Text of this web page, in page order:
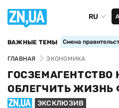
RU
ВАЖНЫЕ ТЕМЫ Смена
ГЛАВНАЯ ЭКОНОМИКА
ГОСЗЕМАГЕНТСТВО
ОБЛЕГЧИТЬ ЖИЗНЬ
ЭКСКЛЮЗИВ